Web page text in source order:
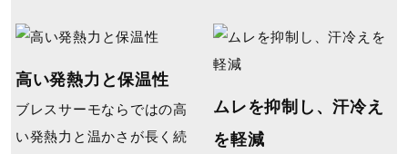
高い発熱力と保温性
ブレスサーモならではの高
い発熱力と温かさが長く続
ムレを抑制し、汗冷え
を軽減